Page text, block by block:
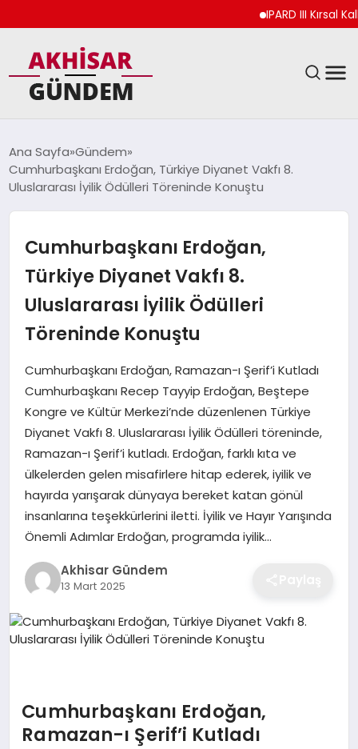
IPARD III Kırsal
DÜNYA
TEKNOLOJI
Ana Sayfa Gündem
Cumhurbaşkanı Erdoğan, Türkiye Diyanet Vakfı 8.
Uluslararası İyilik Ödülleri Töreninde Konuştu
Cumhurbaşkanı Erdoğan,
Türkiye Diyanet Vakfı 8.
Uluslararası İyilik Ödülleri
Töreninde Konuştu
Cumhurbaşkanı Erdoğan, Ramazan-ı Şerif’i Kutladı
Cumhurbaşkanı Recep Tayyip Erdoğan, Beştepe
Kongre ve Kültür Merkezi’nde düzenlenen Türkiye
Diyanet Vakfı 8. Uluslararası İyilik Ödülleri töreninde,
Ramazan-ı Şerif’i kutladı. Erdoğan, farklı kıta ve
ülkelerden gelen misafirlere hitap ederek, iyilik ve
hayırda yarışarak dünyaya bereket katan gönül
insanlarına teşekkürlerini iletti. İyilik ve Hayır Yarışında
Önemli Adımlar Erdoğan, programda iyilik…
Akhisar Gündem
13 Mart 2025
Cumhurbaşkanı Erdoğan,
Ramazan-ı Şerif’i Kutladı